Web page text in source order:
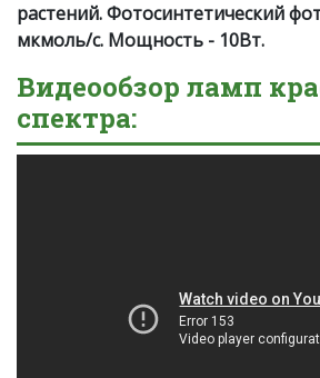
растений. Фотосинтетический
мкмоль/c. Мощность - 10Вт.
Видеообзор ламп
спектра: